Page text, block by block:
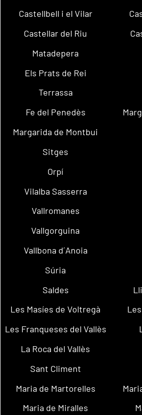
Castellbell i el Vilar
Castellar del Riu
Matadepera
Els Prats de Rei
Terrassa
Fe del Penedès
Margarida de Montbui
Sitges
Orpí
Vilalba Sasserra
Vallromanes
Vallgorguina
Vallbona d´Anoia
Súria
Saldes
Les Masíes de Voltregà
Les Franqueses del Vallès
La Roca del Vallès
Sant Climent
Maria de Martorelles
Maria de Miralles